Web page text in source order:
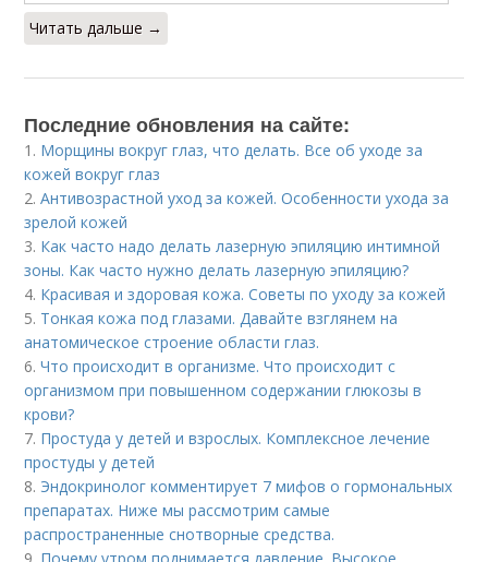
Читать дальше →
Последние обновления на сайте:
1. Морщины вокруг глаз, что делать. Все об уходе за
кожей вокруг глаз
2.Антивозрастной уход за кожей. Особенности ухода за
зрелой кожей
3. Как часто надо делать лазерную эпиляцию интимной
зоны. Как часто нужно делать лазерную эпиляцию?
4. Красивая и здоровая кожа. Советы по уходу за кожей
5. Тонкая кожа под глазами. Давайте взглянем на
анатомическое строение области глаз.
6.Что происходит в организме. Что происходит с
организмом при повышенном содержании глюкозы в
крови?
7. Простуда у детей и взрослых. Комплексное лечение
простуды у детей
8. Эндокринолог комментирует 7 мифов о гормональных
препаратах. Ниже мы рассмотрим самые
распространенные снотворные средства.